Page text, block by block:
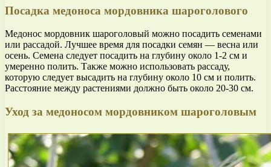
Посадка медоноса мордовника шароголового
Медонос мордовник шароголовый можно посадить семенами
или рассадой. Лучшее время для посадки семян — весна или
осень. Семена следует посадить на глубину около 1-2 см и
умеренно полить. Также можно использовать рассаду,
которую следует высадить на глубину около 10 см и полить.
Расстояние между растениями должно быть около 20-30 см.
Уход за медоносом мордовником шароголовым